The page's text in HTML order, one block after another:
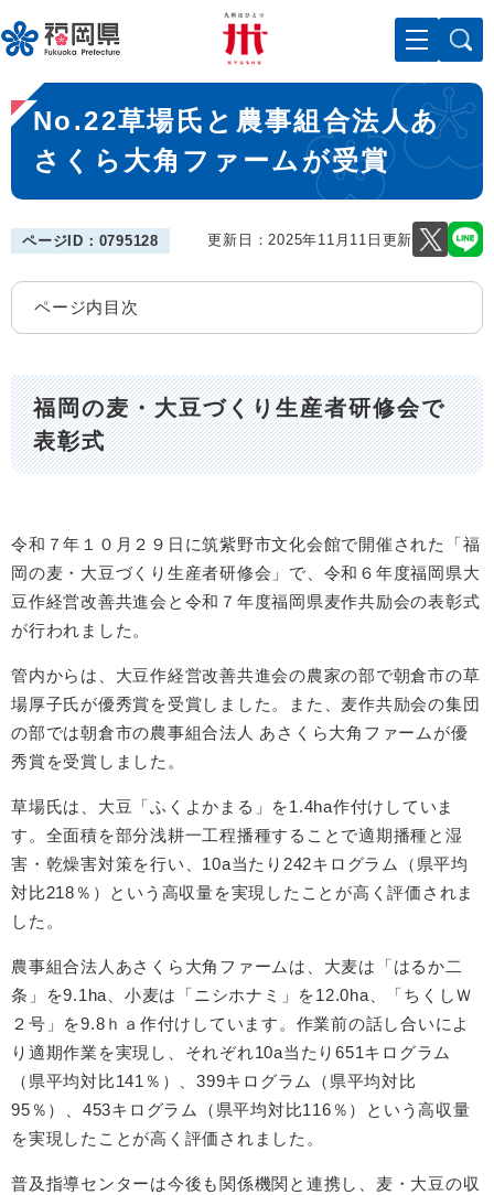
ー
ジ
先
頭
。
メニューを飛ばして本文へ
本
文
No.22草場氏と農事組合法人あ
さくら大角ファームが受賞
ページID：0795128 更新日：2025年11月11日更新
ページ内目次
福岡の麦・大豆づくり生産者研修会で
表彰式
令和７年１０月２９日に筑紫野市文化会館で開催された「福
岡の麦・大豆づくり生産者研修会」で、令和６年度福岡県大
豆作経営改善共進会と令和７年度福岡県麦作共励会の表彰式
が行われました。
管内からは、大豆作経営改善共進会の農家の部で朝倉市の草
場厚子氏が優秀賞を受賞しました。また、麦作共励会の集団
の部では朝倉市の農事組合法人 あさくら大角ファームが優
秀賞を受賞しました。
草場氏は、大豆「ふくよかまる」を1.4ha作付けしていま
す。全面積を部分浅耕一工程播種することで適期播種と湿
害・乾燥害対策を行い、10a当たり242キログラム（県平均
対比218％）という高収量を実現したことが高く評価されま
した。
農事組合法人あさくら大角ファームは、大麦は「はるか二
条」を9.1ha、小麦は「ニシホナミ」を12.0ha、「ちくしＷ
２号」を9.8ｈａ作付けしています。作業前の話し合いによ
り適期作業を実現し、それぞれ10a当たり651キログラム
（県平均対比141％）、399キログラム（県平均対比
95％）、453キログラム（県平均対比116％）という高収量
を実現したことが高く評価されました。
普及指導センターは今後も関係機関と連携し、麦・大豆の収